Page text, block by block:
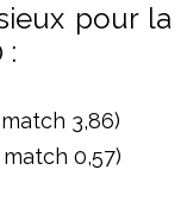
pour la
:
3,86)
0,57)